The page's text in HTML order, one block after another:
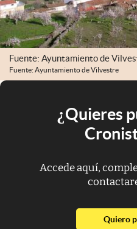
Fuente: Ayuntamiento de
Fuente: Ayuntamiento de Vilvestre
¿Quieres
Accede aquí,
Quiero